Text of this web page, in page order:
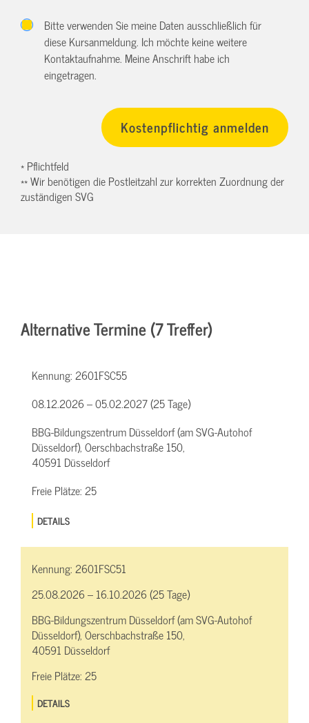
Bitte verwenden Sie meine Daten ausschließlich für
diese Kursanmeldung. Ich möchte keine weitere
Kontaktaufnahme. Meine Anschrift habe ich
eingetragen.
* Pflichtfeld
** Wir benötigen die Postleitzahl zur korrekten Zuordnung der
zuständigen SVG
Alternative Termine (7 Treffer)
Kennung:2601FSC55
08.12.2026 – 05.02.2027 (25 Tage)
BBG-Bildungszentrum Düsseldorf (am SVG-Autohof
Düsseldorf), Oerschbachstraße 150,
40591 Düsseldorf
Freie Plätze:25
DETAILS
Kennung:2601FSC51
25.08.2026 – 16.10.2026 (25 Tage)
BBG-Bildungszentrum Düsseldorf (am SVG-Autohof
Düsseldorf), Oerschbachstraße 150,
40591 Düsseldorf
Freie Plätze:25
DETAILS